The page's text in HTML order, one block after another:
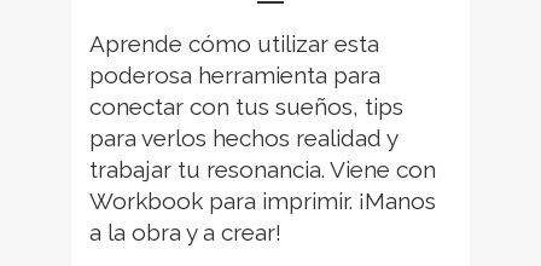
Aprende cómo utilizar esta
poderosa herramienta para
conectar con tus sueños, tips
para verlos hechos realidad y
trabajar tu resonancia. Viene con
Workbook para imprimir. ¡Manos
a la obra y a crear!